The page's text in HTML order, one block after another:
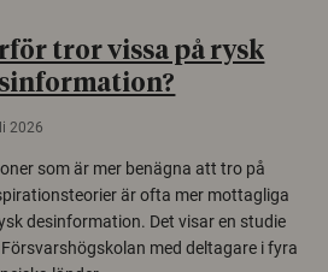
tror vissa på rysk
2026
som är mer benägna att tro på
är ofta mer mottagliga
desinformation. Det visar en studie
med deltagare i fyra